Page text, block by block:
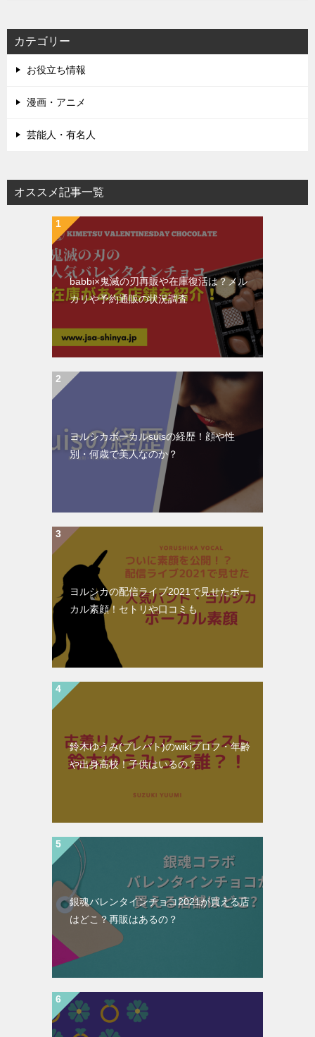
カテゴリー
お役立ち情報
漫画・アニメ
芸能人・有名人
オススメ記事一覧
babbi×鬼滅の刃再販や在庫復活は？メル
カリや予約通販の状況調査
ヨルシカボーカルsuisの経歴！顔や性
別・何歳で美人なのか？
ヨルシカの配信ライブ2021で見せたボー
カル素顔！セトリや口コミも
鈴木ゆうみ(プレバト)のwikiプロフ・年齢
や出身高校！子供はいるの？
銀魂バレンタインチョコ2021が買える店
はどこ？再販はあるの？